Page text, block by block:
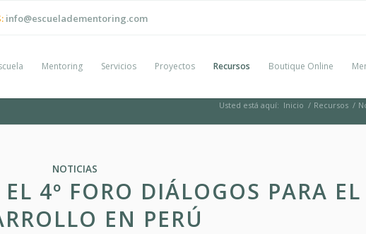
info@escueladementoring.com
Mentoring Servicios Proyectos Recursos Boutique Online
Usted está aquí: Inicio / Recursos /
NOTICIAS
4º FORO DIÁLOGOS PARA EL
EN PERÚ